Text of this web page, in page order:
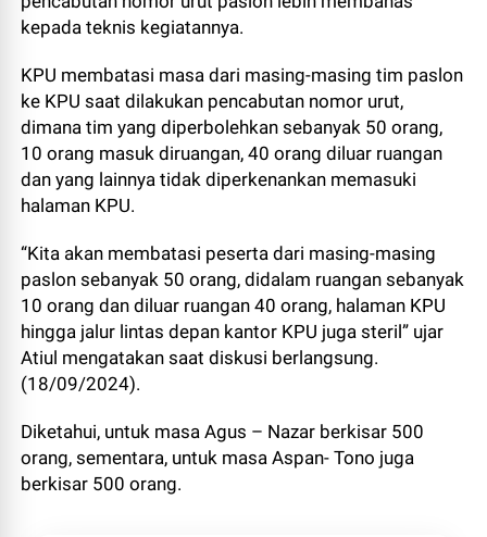
kepada teknis kegiatannya.
KPU membatasi masa dari masing-masing tim paslon
ke KPU saat dilakukan pencabutan nomor urut,
dimana tim yang diperbolehkan sebanyak 50 orang,
10 orang masuk diruangan, 40 orang diluar ruangan
dan yang lainnya tidak diperkenankan memasuki
halaman KPU.
“Kita akan membatasi peserta dari masing-masing
paslon sebanyak 50 orang, didalam ruangan sebanyak
10 orang dan diluar ruangan 40 orang, halaman KPU
hingga jalur lintas depan kantor KPU juga steril” ujar
Atiul mengatakan saat diskusi berlangsung.
(18/09/2024).
Diketahui, untuk masa Agus – Nazar berkisar 500
orang, sementara, untuk masa Aspan- Tono juga
berkisar 500 orang.